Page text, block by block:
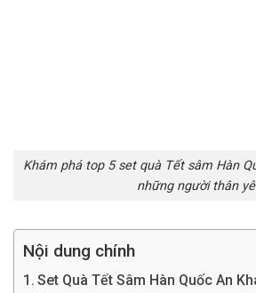
Khám phá top 5 set quà Tết sâm Hàn
những người thân
Nội dung chính
Set Quà Tết Sâm Hàn Quốc An